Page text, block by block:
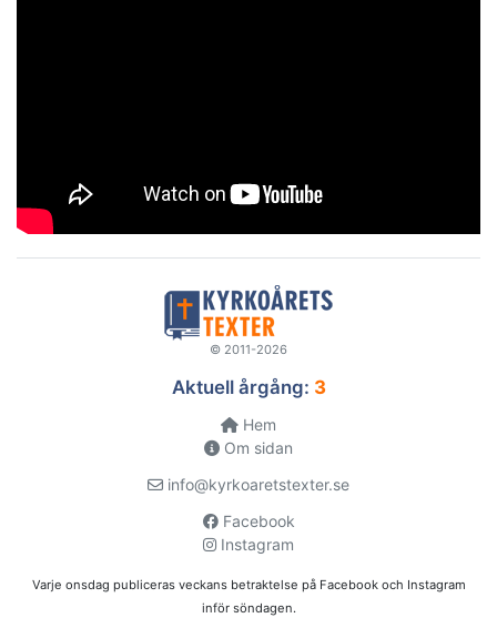
© 2011-2026
Aktuell årgång: 3
Hem
Om sidan
info@kyrkoaretstexter.se
Facebook
Instagram
Varje onsdag publiceras veckans betraktelse på Facebook och Instagram
inför söndagen.